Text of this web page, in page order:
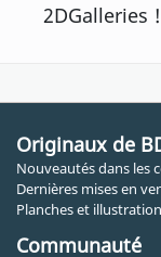
2DGalleries !
Originaux de
Nouveautés dans les
Dernières mises en
Planches et
Communauté